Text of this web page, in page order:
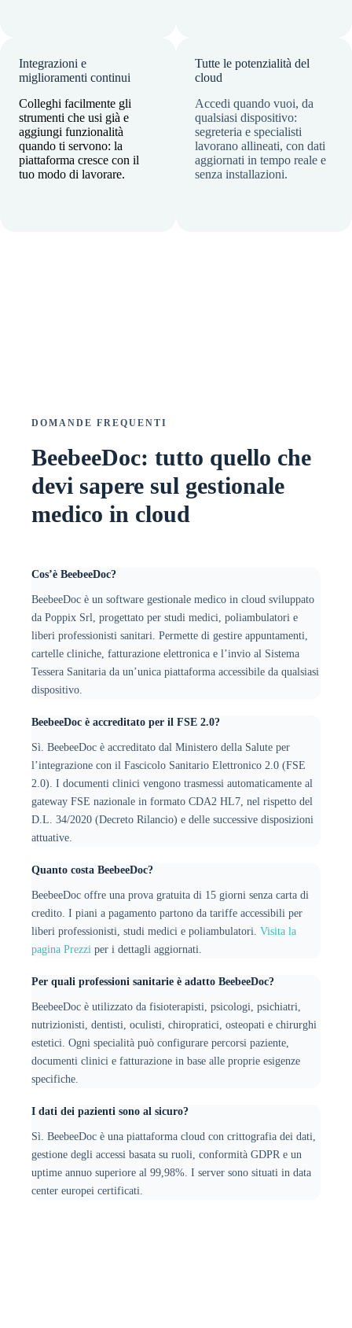
Integrazioni e
miglioramenti continui
Colleghi facilmente gli
strumenti che usi già e
aggiungi funzionalità
quando ti servono: la
piattaforma cresce con il
tuo modo di lavorare.
Tutte le potenzialità del
cloud
Accedi quando vuoi, da
qualsiasi dispositivo:
segreteria e specialisti
lavorano allineati, con dati
aggiornati in tempo reale e
senza installazioni.
DOMANDE FREQUENTI
BeebeeDoc: tutto quello che
devi sapere sul gestionale
medico in cloud
Cos’è BeebeeDoc?
BeebeeDoc è un software gestionale medico in cloud sviluppato
da Poppix Srl, progettato per studi medici, poliambulatori e
liberi professionisti sanitari. Permette di gestire appuntamenti,
cartelle cliniche, fatturazione elettronica e l’invio al Sistema
Tessera Sanitaria da un’unica piattaforma accessibile da qualsiasi
dispositivo.
BeebeeDoc è accreditato per il FSE 2.0?
Sì. BeebeeDoc è accreditato dal Ministero della Salute per
l’integrazione con il Fascicolo Sanitario Elettronico 2.0 (FSE
2.0). I documenti clinici vengono trasmessi automaticamente al
gateway FSE nazionale in formato CDA2 HL7, nel rispetto del
D.L. 34/2020 (Decreto Rilancio) e delle successive disposizioni
attuative.
Quanto costa BeebeeDoc?
BeebeeDoc offre una prova gratuita di 15 giorni senza carta di
credito. I piani a pagamento partono da tariffe accessibili per
liberi professionisti, studi medici e poliambulatori. Visita la
pagina Prezzi per i dettagli aggiornati.
Per quali professioni sanitarie è adatto BeebeeDoc?
BeebeeDoc è utilizzato da fisioterapisti, psicologi, psichiatri,
nutrizionisti, dentisti, oculisti, chiropratici, osteopati e chirurghi
estetici. Ogni specialità può configurare percorsi paziente,
documenti clinici e fatturazione in base alle proprie esigenze
specifiche.
I dati dei pazienti sono al sicuro?
Sì. BeebeeDoc è una piattaforma cloud con crittografia dei dati,
gestione degli accessi basata su ruoli, conformità GDPR e un
uptime annuo superiore al 99,98%. I server sono situati in data
center europei certificati.